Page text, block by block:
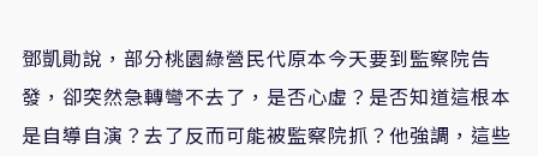
鄧凱勛說，部分桃園綠營民代原本今天要到監察院告
發，卻突然急轉彎不去了，是否心虛？是否知道這根本
是自導自演？去了反而可能被監察院抓？他強調，這些